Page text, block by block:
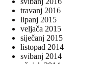
travanj 2016
lipanj 2015
veljača 2015
siječanj 2015
listopad 2014
svibanj 2014